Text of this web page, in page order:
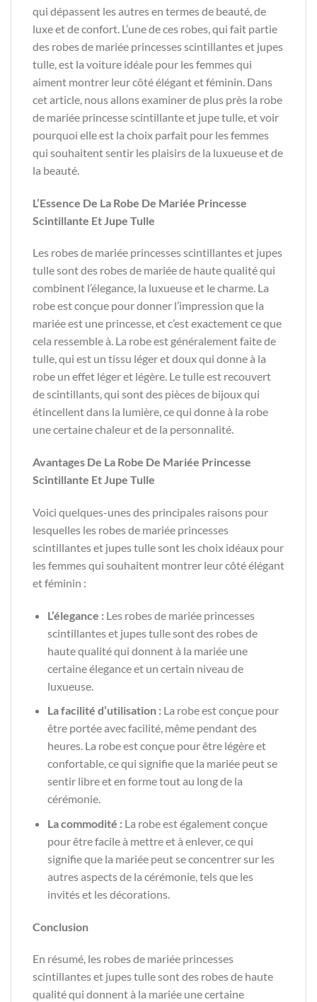
qui dépassent les autres en termes de beauté, de
luxe et de confort. L’une de ces robes, qui fait partie
des robes de mariée princesses scintillantes et jupes
tulle, est la voiture idéale pour les femmes qui
aiment montrer leur côté élégant et féminin. Dans
cet article, nous allons examiner de plus près la robe
de mariée princesse scintillante et jupe tulle, et voir
pourquoi elle est la choix parfait pour les femmes
qui souhaitent sentir les plaisirs de la luxueuse et de
la beauté.
L’Essence De La Robe De Mariée Princesse
Scintillante Et Jupe Tulle
Les robes de mariée princesses scintillantes et jupes
tulle sont des robes de mariée de haute qualité qui
combinent l’élegance, la luxueuse et le charme. La
robe est conçue pour donner l’impression que la
mariée est une princesse, et c’est exactement ce que
cela ressemble à. La robe est généralement faite de
tulle, qui est un tissu léger et doux qui donne à la
robe un effet léger et légère. Le tulle est recouvert
de scintillants, qui sont des pièces de bijoux qui
étincellent dans la lumière, ce qui donne à la robe
une certaine chaleur et de la personnalité.
Avantages De La Robe De Mariée Princesse
Scintillante Et Jupe Tulle
Voici quelques-unes des principales raisons pour
lesquelles les robes de mariée princesses
scintillantes et jupes tulle sont les choix idéaux pour
les femmes qui souhaitent montrer leur côté élégant
et féminin :
L’élegance :Les robes de mariée princesses
scintillantes et jupes tulle sont des robes de
haute qualité qui donnent à la mariée une
certaine élegance et un certain niveau de
luxueuse.
La facilité d’utilisation :La robe est conçue pour
être portée avec facilité, même pendant des
heures. La robe est conçue pour être légère et
confortable, ce qui signifie que la mariée peut se
sentir libre et en forme tout au long de la
cérémonie.
La commodité :La robe est également conçue
pour être facile à mettre et à enlever, ce qui
signifie que la mariée peut se concentrer sur les
autres aspects de la cérémonie, tels que les
invités et les décorations.
Conclusion
En résumé, les robes de mariée princesses
scintillantes et jupes tulle sont des robes de haute
qualité qui donnent à la mariée une certaine